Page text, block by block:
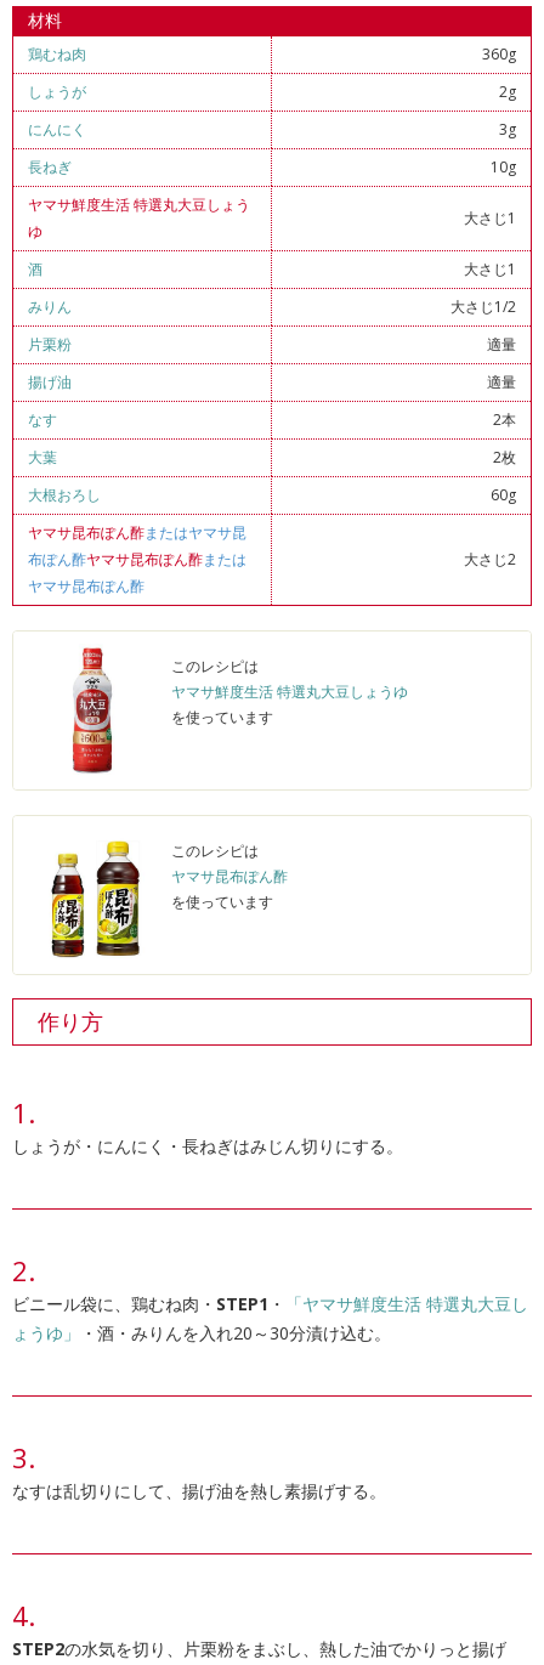
材料
鶏むね肉
360g
しょうが
2g
にんにく
3g
長ねぎ
10g
ヤマサ鮮度生活 特選丸大豆しょう
ゆ
大さじ1
酒
大さじ1
みりん
大さじ1/2
片栗粉
適量
揚げ油
適量
なす
2本
大葉
2枚
大根おろし
60g
ヤマサ昆布ぽん酢またはヤマサ昆
布ぽん酢ヤマサ昆布ぽん酢または
ヤマサ昆布ぽん酢
大さじ2
このレシピは
ヤマサ鮮度生活 特選丸大豆しょうゆ
を使っています
このレシピは
ヤマサ昆布ぽん酢
を使っています
作り方
しょうが・にんにく・長ねぎはみじん切りにする。
ビニール袋に、鶏むね肉・ STEP1 ・
「ヤマサ鮮度生活 特選丸大豆し
ょうゆ」
・酒・みりんを入れ20～30分漬け込む。
なすは乱切りにして、揚げ油を熱し素揚げする。
STEP2の水気を切り、片栗粉をまぶし、熱した油でかりっと揚げ